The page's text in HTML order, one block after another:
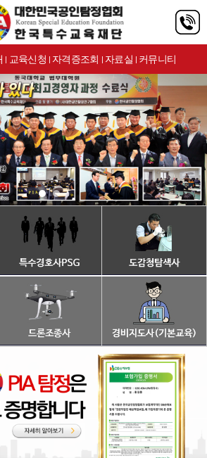
| 교육신청 | 자격증조회 | 자료실 | 커뮤니티